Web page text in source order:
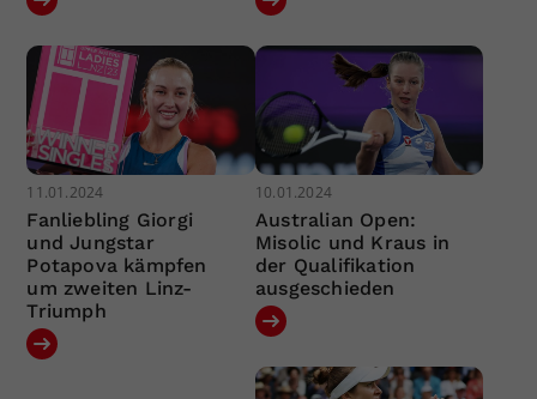
11.01.2024
Fanliebling Giorgi
und Jungstar
Potapova kämpfen
um zweiten Linz-
Triumph
10.01.2024
Australian Open:
Misolic und Kraus in
der Qualifikation
ausgeschieden